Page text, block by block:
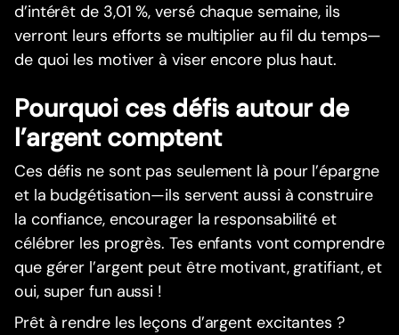
d’intérêt de 3,01 %, versé chaque semaine, ils
verront leurs efforts se multiplier au fil du temps—
de quoi les motiver à viser encore plus haut.
Pourquoi ces défis autour de
l’argent comptent
Ces défis ne sont pas seulement là pour l’épargne
et la budgétisation—ils servent aussi à construire
la confiance, encourager la responsabilité et
célébrer les progrès. Tes enfants vont comprendre
que gérer l’argent peut être motivant, gratifiant, et
oui, super fun aussi !
Prêt à rendre les leçons d’argent excitantes ?